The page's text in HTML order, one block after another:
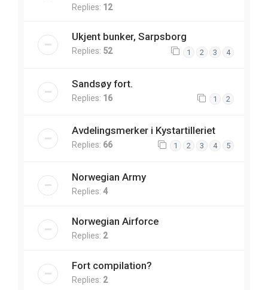
Replies: 12
Ukjent bunker, Sarpsborg
Replies: 52 1 2 3 4
Sandsøy fort.
Replies: 16 1 2
Avdelingsmerker i Kystartilleriet
Replies: 66 1 2 3 4 5
Norwegian Army
Replies: 4
Norwegian Airforce
Replies: 2
Fort compilation?
Replies: 2